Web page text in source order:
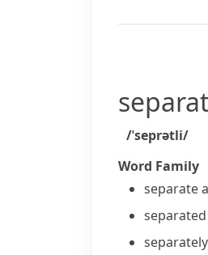
/ˈseprətli/
Word Family
separate
separated
separately